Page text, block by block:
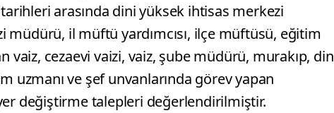
arasında dini yüksek ihtisas merkezi
il müftü yardımcısı, ilçe müftüsü, eğitim
vaiz, cezaevi vaizi, vaiz, şube müdürü, murakıp, din
uzmanı ve şef unvanlarında görev yapan
değiştirme talepleri değerlendirilmiştir.